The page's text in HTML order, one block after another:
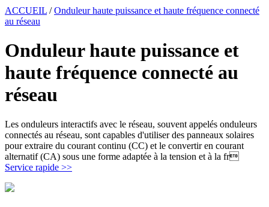
ACCUEIL /Onduleur haute puissance et haute fréquence connecté
au réseau
Onduleur haute puissance et
haute fréquence connecté au
réseau
Les onduleurs interactifs avec le réseau, souvent appelés onduleurs
connectés au réseau, sont capables d'utiliser des panneaux solaires
pour extraire du courant continu (CC) et le convertir en courant
alternatif (CA) sous une forme adaptée à la tension et à la fr
Service rapide >>